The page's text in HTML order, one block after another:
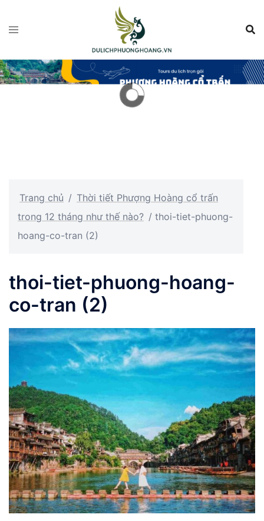
đến
dung
Trang chủ / Thời tiết Phượng Hoàng cổ trấn
trong 12 tháng như thế nào? / thoi-tiet-phuong-
hoang-co-tran (2)
thoi-tiet-phuong-hoang-
co-tran (2)